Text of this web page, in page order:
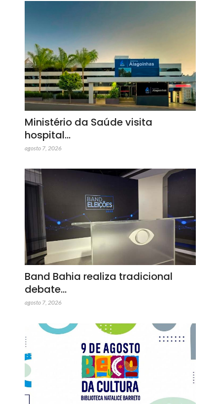
Ministério da Saúde visita
hospital…
agosto 7, 2026
Band Bahia realiza tradicional
debate…
agosto 7, 2026